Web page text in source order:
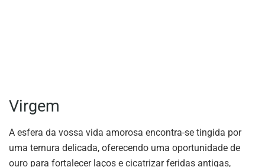
Virgem
A esfera da vossa vida amorosa encontra-se tingida por
uma ternura delicada, oferecendo uma oportunidade de
ouro para fortalecer laços e cicatrizar feridas antigas,